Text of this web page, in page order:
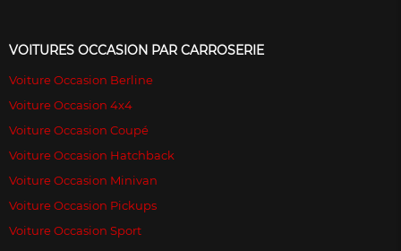
VOITURES OCCASION PAR CARROSERIE
Voiture Occasion Berline
Voiture Occasion 4x4
Voiture Occasion Coupé
Voiture Occasion Hatchback
Voiture Occasion Minivan
Voiture Occasion Pickups
Voiture Occasion Sport